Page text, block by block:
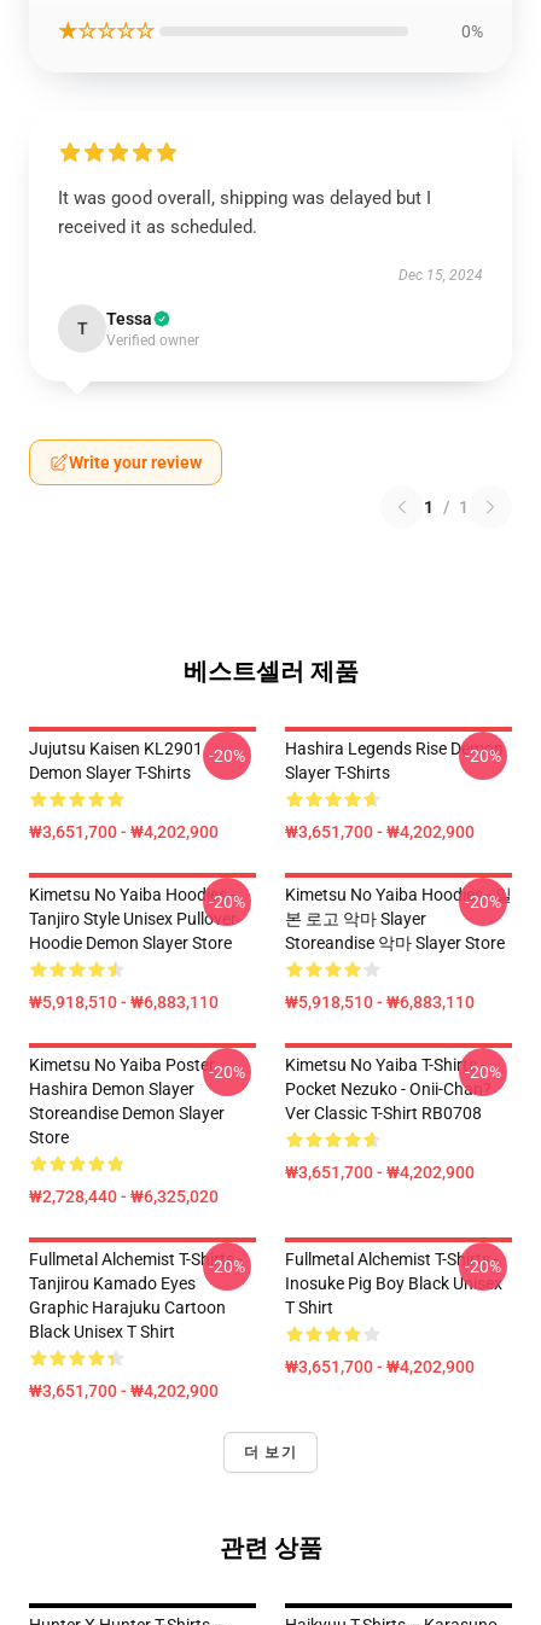
★☆☆☆☆ 0%
It was good overall, shipping was delayed but I
received it as scheduled.
Dec 15, 2024
T Tessa
Verified owner
Write your review
1 / 1
베스트셀러 제품
Jujutsu Kaisen KL2901
Demon Slayer T-Shirts
₩3,651,700 - ₩4,202,900
-20%
Hashira Legends Rise Demon
Slayer T-Shirts
₩3,651,700 - ₩4,202,900
-20%
Kimetsu No Yaiba Hoodies -
Tanjiro Style Unisex Pullover
Hoodie Demon Slayer Store
₩5,918,510 - ₩6,883,110
-20%
Kimetsu No Yaiba Hoodies - 일
본 로고 악마 Slayer
Storeandise 악마 Slayer Store
₩5,918,510 - ₩6,883,110
-20%
Kimetsu No Yaiba Poster
Hashira Demon Slayer
Storeandise Demon Slayer
Store
₩2,728,440 - ₩6,325,020
-20%
Kimetsu No Yaiba T-Shirts -
Pocket Nezuko - Onii-Chan?
Ver Classic T-Shirt RB0708
₩3,651,700 - ₩4,202,900
-20%
Fullmetal Alchemist T-Shirts -
Tanjirou Kamado Eyes
Graphic Harajuku Cartoon
Black Unisex T Shirt
₩3,651,700 - ₩4,202,900
-20%
Fullmetal Alchemist T-Shirts -
Inosuke Pig Boy Black Unisex
T Shirt
₩3,651,700 - ₩4,202,900
-20%
더 보기
관련 상품